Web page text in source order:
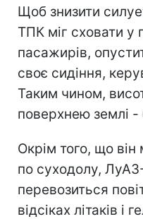
Щоб знизити
ТПК міг сховати у
пасажирів,
своє сидіння,
Таким чином,
поверхнею землі
Окрім того, що він
по суходолу,
перевозиться
відсіках літаків і